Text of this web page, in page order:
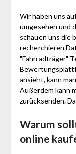
Wir haben uns
umgesehen und
schauen uns die
recherchieren
"Fahr­rad­träger"
ansieht, kann
Außerdem kann
zurücksenden.
Warum
online